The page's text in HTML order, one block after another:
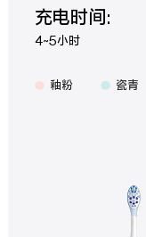
充电时间:
4~5小时
釉粉 瓷青